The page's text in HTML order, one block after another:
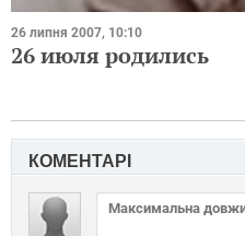
26 липня 2007, 10:10
26 июля родились
КОМЕНТАРІ